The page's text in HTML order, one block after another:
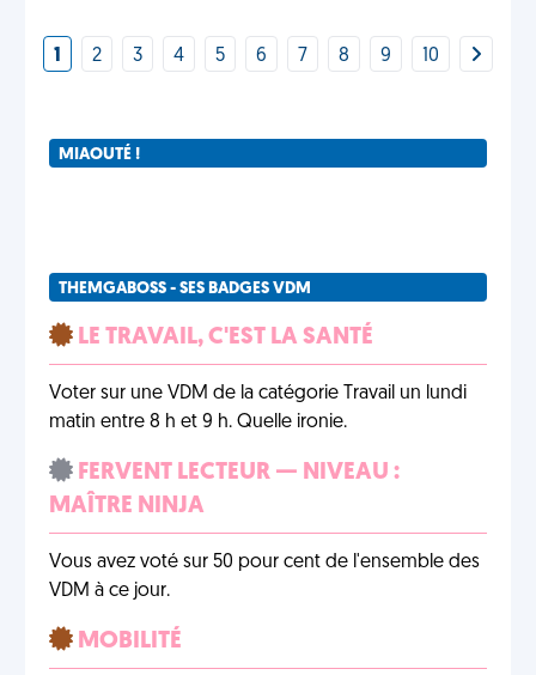
1 2 3 4 5 6 7 8 9 10
MIAOUTÉ !
THEMGABOSS - SES BADGES VDM
LE TRAVAIL, C'EST LA SANTÉ
Voter sur une VDM de la catégorie Travail un lundi
matin entre 8 h et 9 h. Quelle ironie.
FERVENT LECTEUR — NIVEAU :
MAÎTRE NINJA
Vous avez voté sur 50 pour cent de l'ensemble des
VDM à ce jour.
MOBILITÉ